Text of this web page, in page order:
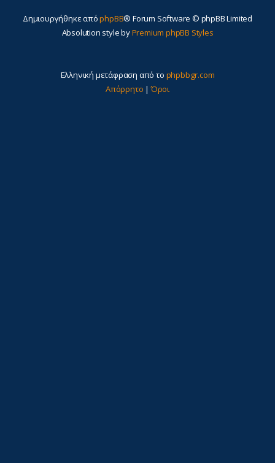
Δημιουργήθηκε απόphpBB® Forum Software © phpBB Limited
Absolution style byPremium phpBB Styles
Ελληνική μετάφραση από το phpbbgr.com
Απόρρητο |Όροι